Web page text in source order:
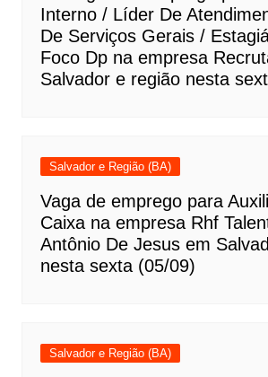
Interno / Líder De
De Serviços Gerais /
Foco Dp na empresa
Salvador e região nesta
Salvador e Região (BA)
Vaga de emprego para
Caixa na empresa Rhf
Antônio De Jesus em
nesta sexta (05/09)
Salvador e Região (BA)